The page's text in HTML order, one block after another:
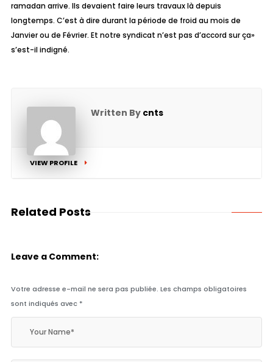
ramadan arrive. Ils devaient faire leurs travaux là depuis
longtemps. C’est à dire durant la période de froid au mois de
Janvier ou de Février. Et notre syndicat n’est pas d’accord sur ça»
s’est-il indigné.
Written By cnts
VIEW PROFILE
Related Posts
Leave a Comment:
Votre adresse e-mail ne sera pas publiée. Les champs obligatoires
sont indiqués avec *